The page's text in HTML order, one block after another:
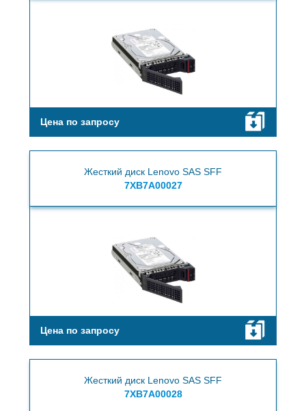
Цена по запросу
Жесткий диск Lenovo SAS SFF
7XB7A00027
Цена по запросу
Жесткий диск Lenovo SAS SFF
7XB7A00028